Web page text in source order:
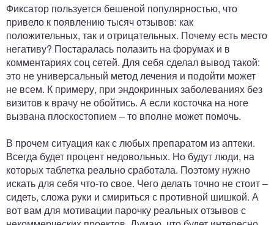
Фиксатор пользуется бешеной популярностью, что
привело к появлению тысяч отзывов: как
положительных, так и отрицательных. Почему есть место
негативу? Постаралась полазить на форумах и в
комментариях соц сетей. Для себя сделал вывод такой:
это не универсальный метод лечения и подойти может
не всем. К примеру, при эндокринных заболеваниях без
визитов к врачу не обойтись. А если косточка на ноге
вызвана плоскостопием – то вполне может помочь.
В прочем ситуация как с любых препаратом из аптеки.
Всегда будет процент недовольных. Но будут люди, на
которых таблетка реально сработала. Поэтому нужно
искать для себя что-то свое. Чего делать точно не стоит –
сидеть, сложа руки и смириться с противной шишкой. А
вот вам для мотивации парочку реальных отзывов с